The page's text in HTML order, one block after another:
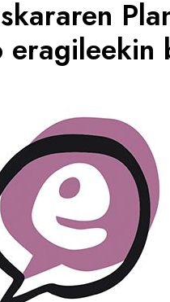
eragileekin